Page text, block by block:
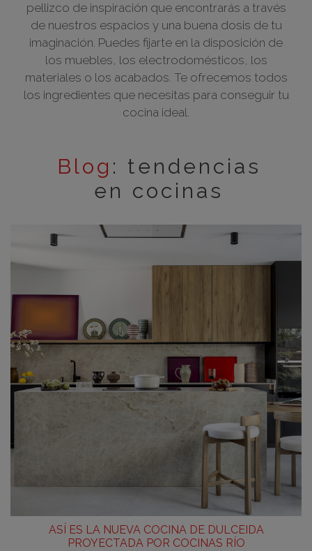
pellizco de inspiración que encontrarás a través
de nuestros espacios y una buena dosis de tu
imaginación. Puedes fijarte en la disposición de
los muebles, los electrodomésticos, los
materiales o los acabados. Te ofrecemos todos
los ingredientes que necesitas para conseguir tu
cocina ideal.
Blog : tendencias
en cocinas
ASÍ ES LA NUEVA COCINA DE DULCEIDA
PROYECTADA POR COCINAS RÍO